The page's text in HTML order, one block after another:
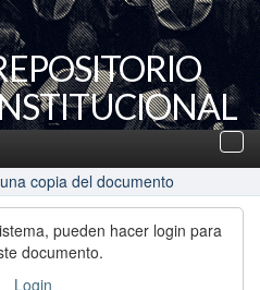
copia del documento
pueden hacer login para
documento.
Login